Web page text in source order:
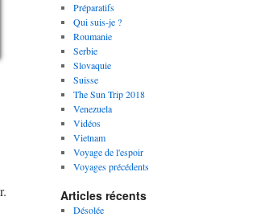
Préparatifs
Qui suis-je ?
Roumanie
Serbie
Slovaquie
Suisse
The Sun Trip 2018
Venezuela
Vidéos
Vietnam
Voyage de l'espoir
Voyages précédents
Articles récents
Désolée